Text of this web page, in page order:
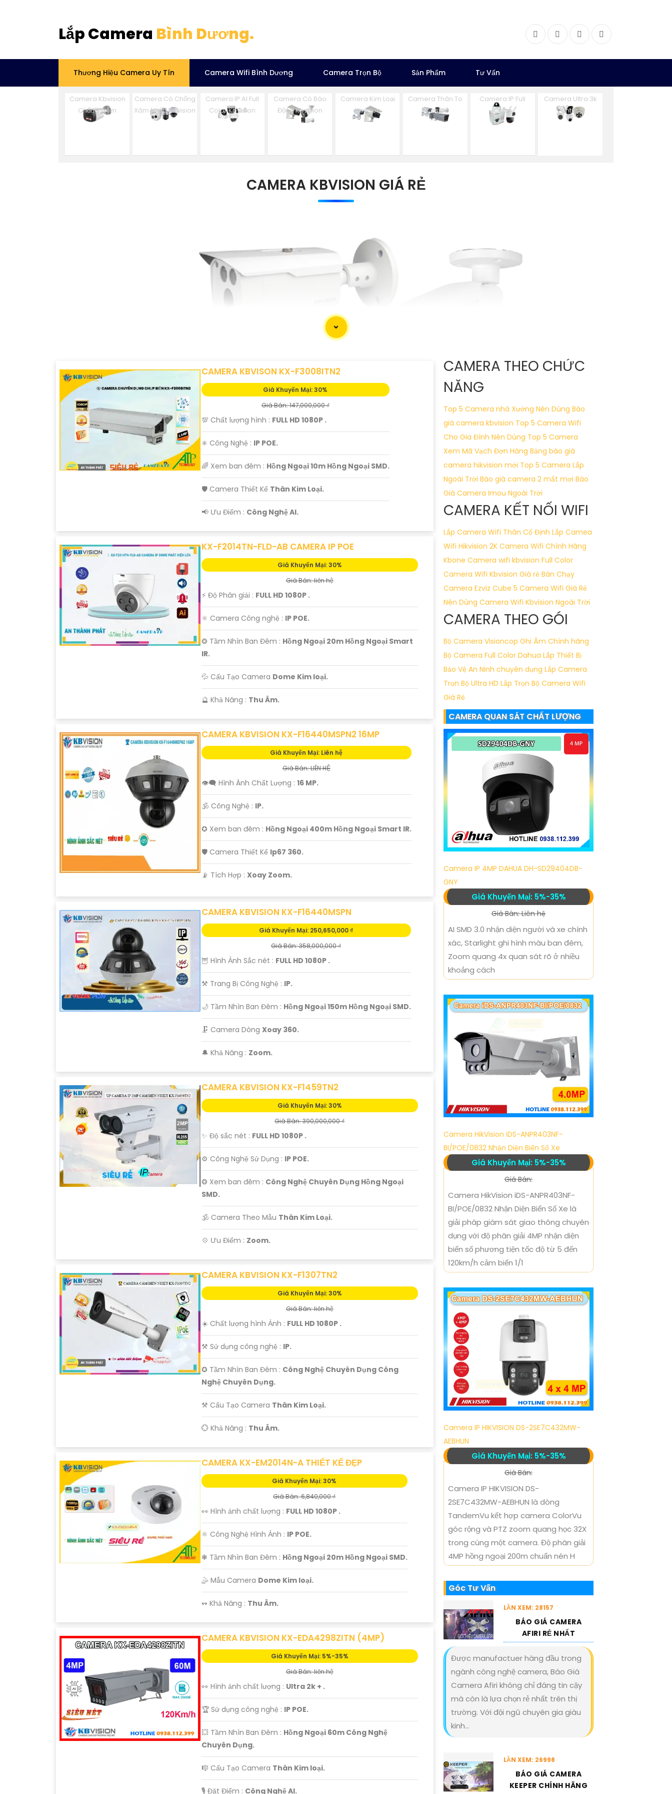
Lắp Camera Bình Dương. FacebookTwitter InstagramDribbble
Thương Hiệu Camera Uy Tín Camera Wifi Bình Dương Camera Trọn Bộ Sản Phẩm Tư Vấn
Camera Kbvision
Chống Trộm
Camera Có Chống
Xâm Nhập Kbvision
Camera IP AI Full
Color Kbvision
Camera Có Báo
Động Kbvision
Camera Kim Loại
Kbvison
Camera Thân To
Kbvision
Camera IP Full
Color
Camera Ultra 3k
Vantech
CAMERA KBVISION GIÁ RẺ
CAMERA KBVISON KX-F3008ITN2
Giá Khuyến Mại: 30%
Giá Bán: 147,000,000 ₫
💯 Chất lượng hình : FULL HD 1080P .
✳️ Công Nghệ : IP POE.
🌈 Xem ban đêm : Hồng Ngoại 10m Hồng Ngoại SMD.
🛡 Camera Thiết Kế Thân Kim Loại.
️📢 Ưu Điểm : Công Nghệ AI.
KX-F2014TN-FLD-AB CAMERA IP POE
Giá Khuyến Mại: 30%
Giá Bán: liên hệ
️⚡ Độ Phân giải : FULL HD 1080P .
⚛️ Camera Công nghệ : IP POE.
❂ Tầm Nhìn Ban Đêm : Hồng Ngoại 20m Hồng Ngoại Smart
IR.
💦 Cấu Tạo Camera Dome Kim loại.
️🔮 Khả Năng : Thu Âm.
CAMERA KBVISION KX-F16440MSPN2 16MP
Giá Khuyến Mại: Liên hệ
Giá Bán: LIÊN HỆ
👁️‍🗨 Hình Ành Chất Lượng : 16 MP.
🕉️ Công Nghệ : IP.
✪ Xem ban đêm : Hồng Ngoại 400m Hồng Ngoại Smart IR.
🛡 Camera Thiết Kế Ip67 360.
️📡 Tích Hợp : Xoay Zoom.
CAMERA KBVISION KX-F16440MSPN
Giá Khuyến Mại: 250,650,000 ₫
Giá Bán: 358,000,000 ₫
🦉 Hình Ảnh Sắc nét : FULL HD 1080P .
⚒ Trang Bị Công Nghệ : IP.
🌙 Tầm Nhìn Ban Đêm : Hồng Ngoại 150m Hồng Ngoại SMD.
🗜️ Camera Dòng Xoay 360.
️🔔 Khả Năng : Zoom.
CAMERA KBVISION KX-F1459TN2
Giá Khuyến Mại: 30%
Giá Bán: 390,000,000 ₫
✨ Độ sắc nét : FULL HD 1080P .
⚙ Công Nghệ Sử Dụng : IP POE.
❂ Xem ban đêm : Công Nghệ Chuyên Dụng Hồng Ngoại
SMD.
🕉️ Camera Theo Mẫu Thân Kim Loại.
️💠 Ưu Điểm : Zoom.
CAMERA KBVISION KX-F1307TN2
Giá Khuyến Mại: 30%
Giá Bán: liên hệ
☀️ Chất lượng hình Ảnh : FULL HD 1080P .
⚒ Sử dụng công nghệ : IP.
✪ Tầm Nhìn Ban Đêm : Công Nghệ Chuyên Dụng Công
Nghệ Chuyên Dụng.
⚒ Cấu Tạo Camera Thân Kim Loại.
️💮 Khả Năng : Thu Âm.
CAMERA KX-EM2014N-A THIẾT KẾ ĐẸP
Giá Khuyến Mại: 30%
Giá Bán: 6,840,000 ₫
️
👀 Hình ảnh chất lượng : FULL HD 1080P .
⚛️ Công Nghệ Hình Ảnh : IP POE.
❃ Tầm Nhìn Ban Đêm : Hồng Ngoại 20m Hồng Ngoại SMD.
🤹 Mẫu Camera Dome Kim loại.
️↭ Khả Năng : Thu Âm.
CAMERA KBVISION KX-EDA4298ZITN (4MP)
Giá Khuyến Mại: 5%-35%
Giá Bán: liên hệ
️
👀 Hình ảnh chất lượng : Ultra 2k + .
🏆 Sử dụng công nghệ : IP POE.
💥 Tầm Nhìn Ban Đêm : Hồng Ngoại 60m Công Nghệ
Chuyên Dụng.
🎼️ Cấu Tạo Camera Thân Kim loại.
️🎙 Đặt Điểm : Công Nghệ AI.
CAMERA THEO CHỨC
NĂNG
Top 5 Camera nhà Xưởng Nên Dùng Báo
giá camera kbvision Top 5 Camera Wifi
Cho Gia Đình Nên Dùng Top 5 Camera
Xem Mã Vạch Đơn Hàng Bảng báo giá
camera hikvision mới Top 5 Camera Lắp
Ngoài Trời Báo giá camera 2 mắt mơi Báo
Giá Camera Imou Ngoài Trời
CAMERA KẾT NỐI WIFI
Lắp Camera Wifi Thân Cố Định Lắp Camea
Wifi Hikvision 2K Camera Wifi Chính Hãng
Kbone Camera wifi kbvision Full Color
Camera Wifi Kbvision Giá rẻ Bán Chạy
Camera Ezviz Cube 5 Camera Wifi Giá Rẻ
Nên Dùng Camera Wifi Kbvision Ngoài Trời
CAMERA THEO GÓI
Bộ Camera Visioncop Ghi Âm Chính hãng
Bộ Camera Full Color Dahua Lắp Thiết Bị
Bảo Vệ An Ninh chuyên dụng Lắp Camera
Trọn Bộ Ultra HD Lắp Trọn Bộ Camera Wifi
Giá Rẻ
CAMERA QUAN SÁT CHẤT LƯỢNG
Camera IP 4MP DAHUA DH-SD29404DB-
GNY
Giá Khuyến Mại: 5%-35%
Giá Bán: Liên hệ
AI SMD 3.0 nhận diện người và xe chính
xác, Starlight ghi hình màu ban đêm,
Zoom quang 4x quan sát rõ ở nhiều
khoảng cách
Camera HikVision iDS-ANPR403NF-
BI/POE/0832 Nhận Diện Biển Số Xe
Giá Khuyến Mại: 5%-35%
Giá Bán:
Camera HikVision iDS-ANPR403NF-
BI/POE/0832 Nhận Diện Biển Số Xe là
giải pháp giám sát giao thông chuyên
dụng với độ phân giải 4MP nhận diện
biển số phương tiện tốc độ từ 5 đến
120km/h cảm biến 1/1
Camera IP HIKVISION DS-2SE7C432MW-
AEBHUN
Giá Khuyến Mại: 5%-35%
Giá Bán:
Camera IP HIKVISION DS-
2SE7C432MW-AEBHUN là dòng
TandemVu kết hợp camera ColorVu
góc rộng và PTZ zoom quang học 32X
trong cùng một camera. Độ phân giải
4MP hồng ngoại 200m chuẩn nén H
Góc Tư Vấn
LẦN XEM: 28157
BÁO GIÁ CAMERA
AFIRI RẺ NHẤT
Được manufactuer hàng đầu trong
ngành công nghệ camera, Báo Giá
Camera Afiri không chỉ đáng tin cậy
mà còn là lựa chọn rẻ nhất trên thị
trường. Với đội ngũ chuyên gia giàu
kinh...
LẦN XEM: 26998
BÁO GIÁ CAMERA
KEEPER CHÍNH HÃNG